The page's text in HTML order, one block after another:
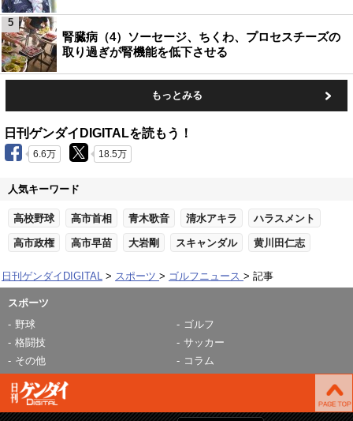
腎臓病（4）ソーセージ、ちくわ、プロセスチーズの
取り過ぎが腎機能を低下させる
5
もっとみる
日刊ゲンダイDIGITALを読もう！
6.6万 18.5万
人気キーワード
高校野球 高市首相 青木歌音 清水アキラ ハラスメント
高市政権 高市早苗 大岩剛 スキャンダル 黄川田仁志
日刊ゲンダイDIGITAL スポーツ ゴルフニュース 記事
スポーツ
野球
ゴルフ
格闘技
サッカー
その他
コラム